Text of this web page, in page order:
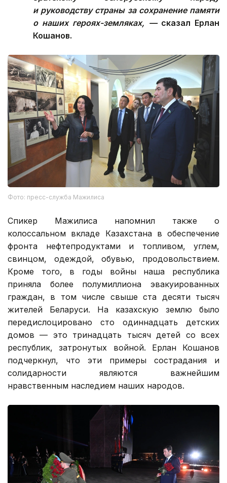
и руководству страны за сохранение памяти
о наших героях-земляках, — сказал Ерлан
Кошанов.
Фото: пресс-служба Мажилиса
Спикер Мажилиса напомнил также о
колоссальном вкладе Казахстана в обеспечение
фронта нефтепродуктами и топливом, углем,
свинцом, одеждой, обувью, продовольствием.
Кроме того, в годы войны наша республика
приняла более полумиллиона эвакуированных
граждан, в том числе свыше ста десяти тысяч
жителей Беларуси. На казахскую землю было
передислоцировано сто одиннадцать детских
домов — это тринадцать тысяч детей со всех
республик, затронутых войной. Ерлан Кошанов
подчеркнул, что эти примеры сострадания и
солидарности являются важнейшим
нравственным наследием наших народов.